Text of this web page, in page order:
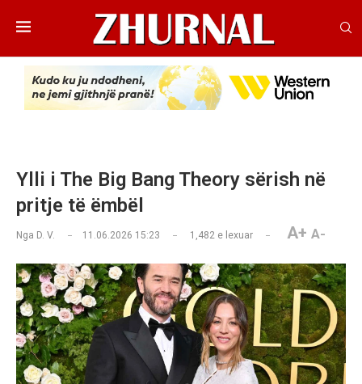
Ylli i The Big Bang Theory sërish në
pritje të ëmbël
Nga D. V. 11.06.2026 15:23 1,482 e lexuar A+ A-